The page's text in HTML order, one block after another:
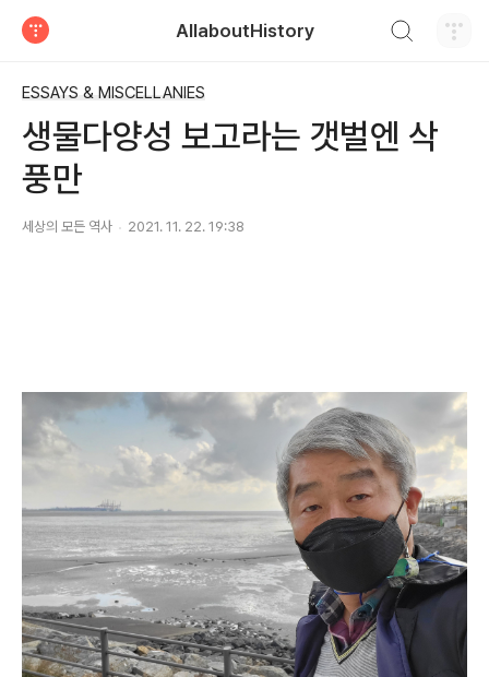
AllaboutHistory
ESSAYS & MISCELLANIES
생물다양성 보고라는 갯벌엔 삭
풍만
세상의 모든 역사 2021. 11. 22. 19:38